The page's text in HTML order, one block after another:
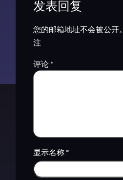
发表回复
您的邮箱地址不会被公开。
注
评论 *
显示名称 *